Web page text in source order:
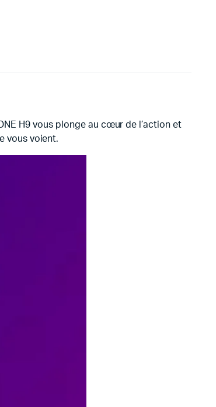
H9 vous plonge au cœur de l’action et
vous voient.